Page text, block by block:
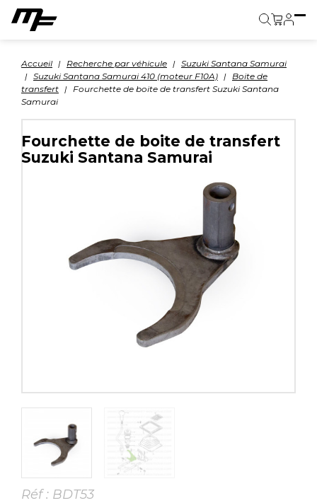
Accueil Recherche par véhicule
Suzuki Santana Samurai
Suzuki Santana Samurai 410 (moteur F10A)
Boite de
transfert
Fourchette de boite de transfert Suzuki Santana
Samurai
Fourchette de boite de transfert
Suzuki Santana Samurai
Réf : BDT53